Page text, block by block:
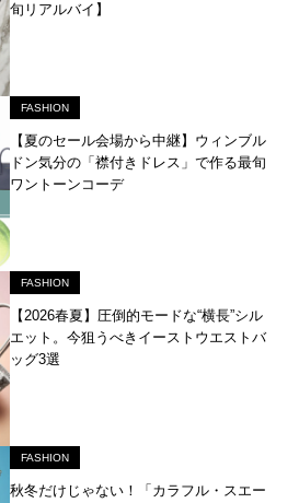
旬リアルバイ】
FASHION
【夏のセール会場から中継】ウィンブル
ドン気分の「襟付きドレス」で作る最旬
ワントーンコーデ
FASHION
【2026春夏】圧倒的モードな“横長”シル
エット。今狙うべきイーストウエストバ
ッグ3選
FASHION
秋冬だけじゃない！「カラフル・スエー